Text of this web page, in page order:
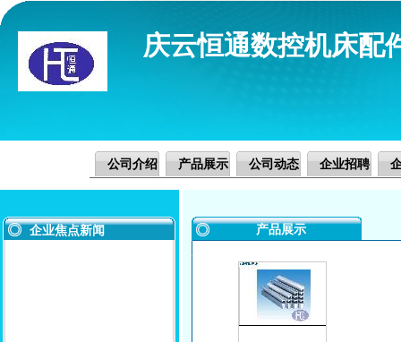
庆云恒通数控机床配
公司介绍 产品展示 公司动态 企业招聘
企业焦点新闻 产品展示